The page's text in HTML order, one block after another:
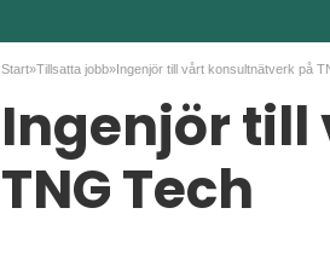
Start»Tillsatta jobb»
Ingenjör
TNG Tech